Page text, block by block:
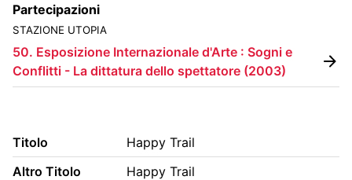
DANZA
MUSICA
ALTRE ATTIVITÀ
FONDO STORICO
BIBLIOTECA E PERIODICI
Partecipazioni
STAZIONE UTOPIA
50. Esposizione Internazionale d'Arte : Sogni e
Conflitti - La dittatura dello spettatore (2003)
Titolo
Happy Trail
Altro Titolo
Happy Trail